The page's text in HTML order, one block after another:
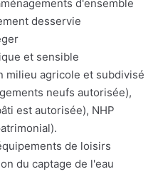
d'ensemble
desservie
et sensible
milieu agricole et subdivisé
neufs autorisée),
est autorisée), NHP
de loisirs
du captage de l'eau